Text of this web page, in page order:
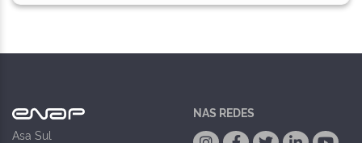
Asa Sul
NAS REDES